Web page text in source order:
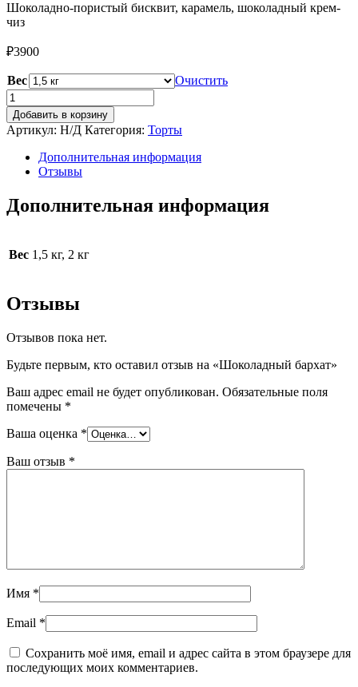
Шоколадно-пористый бисквит, карамель, шоколадный крем-
чиз
₽3900
Вес
Очистить
Количество
товара
Шоколадный
бархат
Добавить в корзину
Артикул: Н/Д Категория: Торты
Дополнительная информация
Отзывы
Дополнительная информация
Вес 1,5 кг, 2 кг
Отзывы
Отзывов пока нет.
Будьте первым, кто оставил отзыв на «Шоколадный бархат»
Ваш адрес email не будет опубликован. Обязательные поля
помечены *
Ваша оценка *
Ваш отзыв *
Имя *
Email *
Сохранить моё имя, email и адрес сайта в этом браузере для
последующих моих комментариев.